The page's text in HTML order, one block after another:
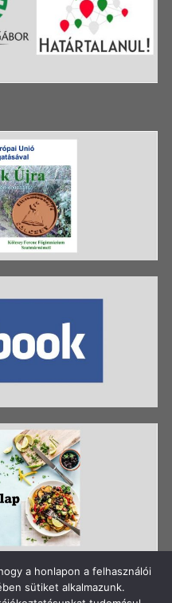
a honlapon a felhasználói
sütiket alkalmazunk.